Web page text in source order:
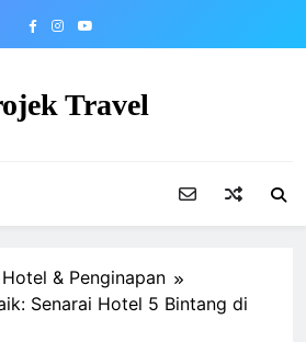
Travel
Hotel & Penginapan
Senarai Hotel 5 Bintang di